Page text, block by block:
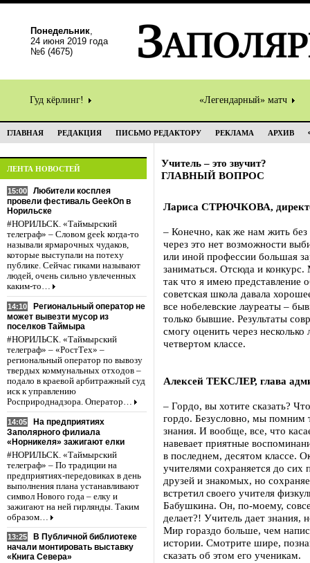
Понедельник,
24 июня 2019 года
№6 (4675)
Гуд кёрлинг! «Легендарный» матч
ГЛАВНАЯ РЕДАКЦИЯ ПИСЬМО РЕДАКТОРУ РЕКЛАМА АРХИВ
ЛЕНТА НОВОСТЕЙ
15:00
Любители косплея
провели фестиваль GeekOn в
Норильске
#НОРИЛЬСК. «Таймырский
телеграф» – Словом geek когда-то
называли ярмарочных чудаков,
которые выступали на потеху
публике. Сейчас гиками называют
людей, очень сильно увлеченных
каким-то…
14:10
Региональный оператор не
может вывезти мусор из
поселков Таймыра
#НОРИЛЬСК. «Таймырский
телеграф» – «РостТех» –
региональный оператор по вывозу
твердых коммунальных отходов –
подало в краевой арбитражный суд
иск к управлению
Росприроднадзора. Оператор…
14:05
На предприятиях
Заполярного филиала
«Норникеля» зажигают елки
#НОРИЛЬСК. «Таймырский
телеграф» – По традиции на
предприятиях-передовиках в день
выполнения плана устанавливают
символ Нового года – елку и
зажигают на ней гирлянды. Таким
образом…
13:25
В Публичной библиотеке
начали монтировать выставку
«Книга Севера»
Учитель – это звучит?
ГЛАВНЫЙ ВОПРОС
Лариса СТРЮЧКОВА,
– Конечно, как же нам жить
через это нет возможности
или иной профессии большая
заниматься. Отсюда и
так что я имею представление
советская школа давала
все нобелевские лауреаты –
только бывшие. Результаты
смогу оценить через
четвертом классе.
Алексей ТЕКСЛЕР, глава
– Гордо, вы хотите сказать?
гордо. Безусловно, мы помним
знания. И вообще, все, что
навевает приятные
в последнем, десятом классе.
учителями сохраняется до сих
друзей и знакомых, но
встретил своего учителя
Бабушкина. Он, по-моему,
делает?! Учитель дает знания,
Мир гораздо больше, чем
истории. Смотрите шире,
сказать об этом его